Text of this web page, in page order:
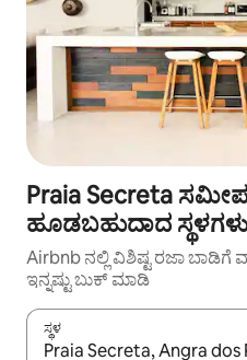
Praia Secreta
ಹೂಡಬಹುದಾದ ಸ್ಥಳಗಳು
Airbnb ನಲ್ಲಿ ವಿಶಿಷ್ಟ ರಜಾ ಬಾಡಿಗೆ
ಇನ್ನಷ್ಟು ಬುಕ್ ಮಾಡಿ
ಸ್ಥಳ
ಫಲಿತಾಂಶಗಳು ಲಭ್ಯವಿರುವಾಗ,